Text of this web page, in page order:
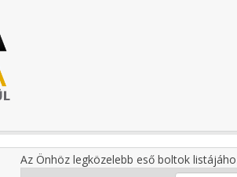
Az Önhöz legközelebb eső boltok